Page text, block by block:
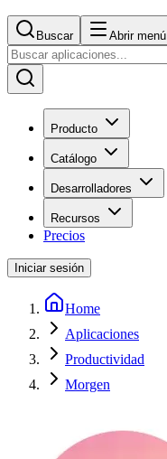
Buscar Abrir menú
Producto
Catálogo
Desarrolladores
Recursos
Precios
Iniciar sesión
Home
Aplicaciones
Productividad
Morgen